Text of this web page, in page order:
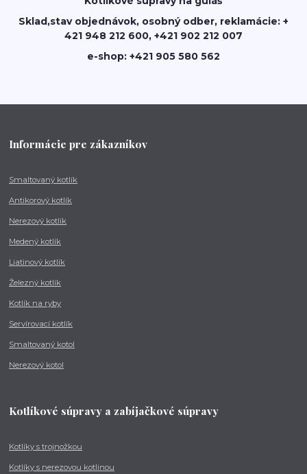
Sklad,stav objednávok, osobný odber, reklamácie: +
421 948 212 600, +421 902 212 007
e-shop: +421 905 580 562
Informácie pre zákazníkov
Smaltovaný kotlík
Antikorový kotlík
Nerezový kotlík
Medený kotlík
Liatinový kotlík
Železný kotlík
Kotlík na ryby
Servírovací kotlík
Smaltovaný kotol
Nerezový kotol
Kotlíkové súpravy a zabíjačkové súpravy
Kotlíky s trojnožkou
Kotlíky s nerezovou kotlinou